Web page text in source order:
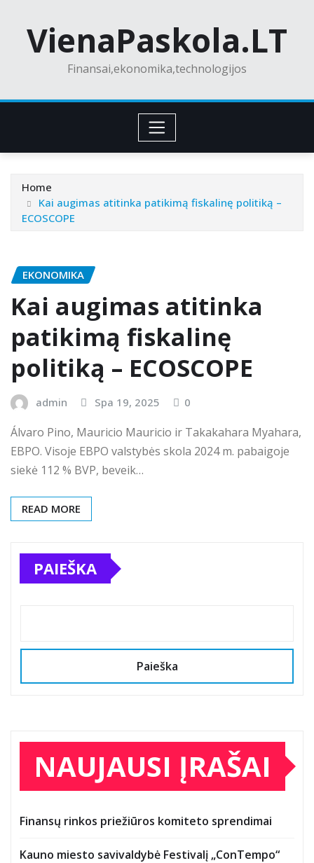
contentVienaPaskola.LT
Finansai,ekonomika,technologijos
Home
Kai augimas atitinka patikimą fiskalinę politiką –
ECOSCOPE
EKONOMIKA
Kai augimas atitinka
patikimą fiskalinę
politiką – ECOSCOPE
admin Spa 19, 2025 0
Álvaro Pino, Mauricio Mauricio ir Takakahara Myahara,
EBPO. Visoje EBPO valstybės skola 2024 m. pabaigoje
siekė 112 % BVP, beveik…
READ MORE
PAIEŠKA
Paieška
NAUJAUSI ĮRAŠAI
Finansų rinkos priežiūros komiteto sprendimai
Kauno miesto savivaldybė Festivalį „ConTempo“